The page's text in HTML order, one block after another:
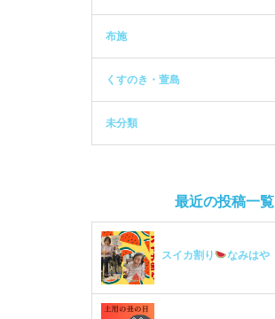
布施
くすのき・萱島
未分類
最近の投稿一覧
スイカ割り なみはや